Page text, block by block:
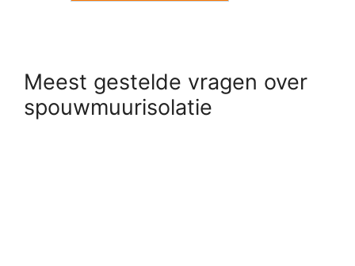
Meest gestelde vragen over
spouwmuurisolatie